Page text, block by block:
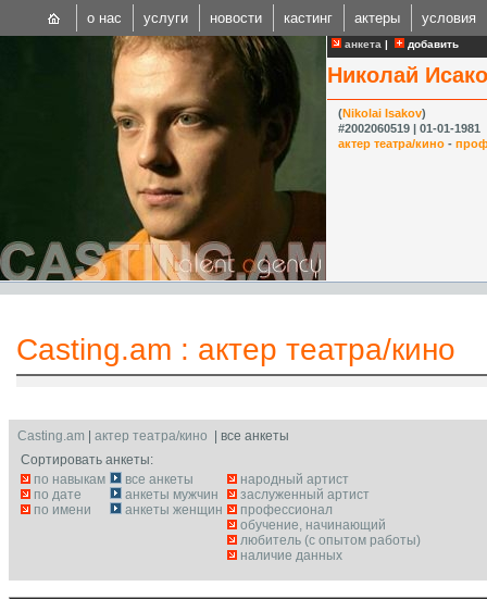
анкета | добавить
Николай
(Nikolai Isakov)
#2002060519 | 01-01-1981
актер театра/кино -
Casting.am : актер театра/кино
Casting.am актер театра/кино | все анкеты
Сортировать анкеты:
по навыкам
по дате
по имени
все анкеты
анкеты мужчин
анкеты женщин
народный артист
заслуженный артист
профессионал
обучение, начинающий
любитель (с опытом работы)
наличие данных
о нас услуги новости кастинг актеры условия